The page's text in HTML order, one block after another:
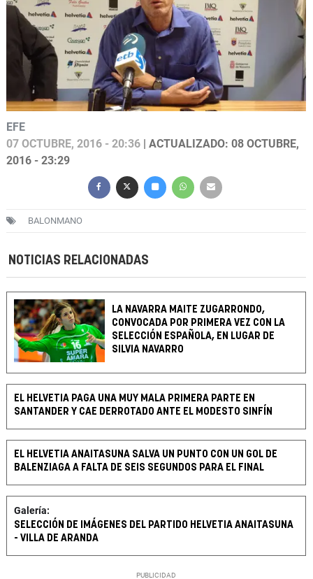
EFE
07 OCTUBRE, 2016 - 20:36 | ACTUALIZADO: 08 OCTUBRE,
2016 - 23:29
BALONMANO
NOTICIAS RELACIONADAS
LA NAVARRA MAITE ZUGARRONDO,
CONVOCADA POR PRIMERA VEZ CON LA
SELECCIÓN ESPAÑOLA, EN LUGAR DE
SILVIA NAVARRO
EL HELVETIA PAGA UNA MUY MALA PRIMERA PARTE EN
SANTANDER Y CAE DERROTADO ANTE EL MODESTO SINFÍN
EL HELVETIA ANAITASUNA SALVA UN PUNTO CON UN GOL DE
BALENZIAGA A FALTA DE SEIS SEGUNDOS PARA EL FINAL
Galería:
SELECCIÓN DE IMÁGENES DEL PARTIDO HELVETIA ANAITASUNA
- VILLA DE ARANDA